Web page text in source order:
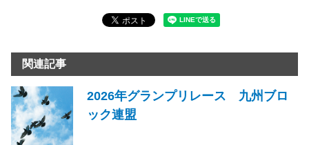
関連記事
2026年グランプリレース 九州ブロ
ック連盟